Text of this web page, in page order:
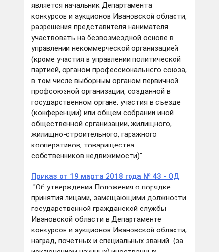
является начальник Департамента
конкурсов и аукционов Ивановской области,
разрешения представителя нанимателя
участвовать на безвозмездной основе в
управлении некоммерческой организацией
(кроме участия в управлении политической
партией, органом профессионального союза,
в том числе выборным органом первичной
профсоюзной организации, созданной в
государственном органе, участия в съезде
(конференции) или общем собрании иной
общественной организации, жилищного,
жилищно-строительного, гаражного
кооперативов, товарищества
собственников недвижимости)"
Приказ от 19 марта 2018 года № 43 - ОД
"Об утверждении Положения о порядке
принятия лицами, замещающими должности
государственной гражданской службы
Ивановской области в Департаменте
конкурсов и аукционов Ивановской области,
наград, почетных и специальных званий (за